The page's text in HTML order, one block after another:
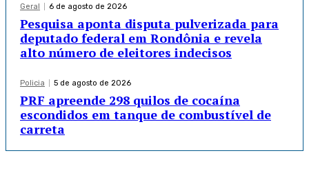
Geral 6 de agosto de 2026
Pesquisa aponta disputa pulverizada para
deputado federal em Rondônia e revela
alto número de eleitores indecisos
Policia 5 de agosto de 2026
PRF apreende 298 quilos de cocaína
escondidos em tanque de combustível de
carreta